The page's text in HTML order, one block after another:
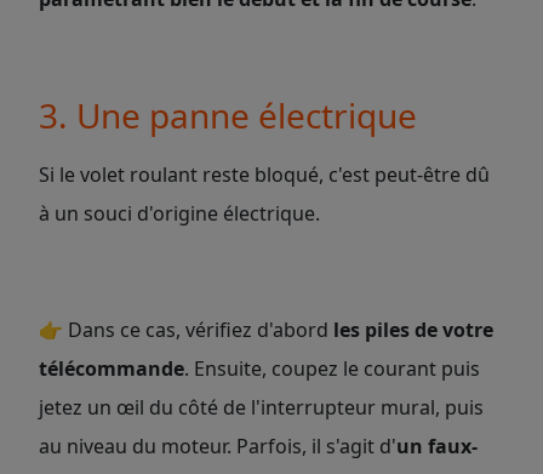
3. Une panne électrique
Si le volet roulant reste bloqué, c'est peut-être dû
à un souci d'origine électrique.
👉 Dans ce cas, vérifiez d'abord les piles de votre
télécommande. Ensuite, coupez le courant puis
jetez un œil du côté de l'interrupteur mural, puis
au niveau du moteur. Parfois, il s'agit d'un faux-